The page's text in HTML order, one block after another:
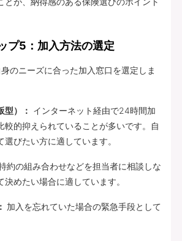
プ5：加入方法の選定
のニーズに合った加入窓口を選定しま
型）： インターネット経由で24時間加
較的抑えられていることが多いです。自
びたい方に適しています。
約の組み合わせなどを担当者に相談しな
めたい場合に適しています。
加入を忘れていた場合の緊急手段として